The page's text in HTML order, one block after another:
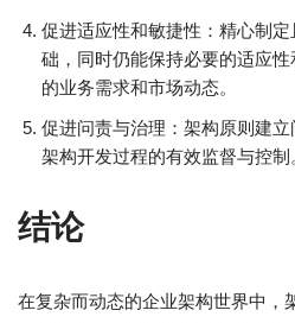
促进适应性和敏捷性：精心制
础，同时仍能保持必要的适应
的业务需求和市场动态。
促进问责与治理：架构原则建
架构开发过程的有效监督与控制
结论
在复杂而动态的企业架构世界中，